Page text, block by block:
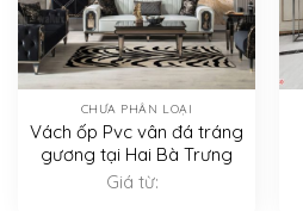
CHƯA PHÂN LOẠI
Vách ốp Pvc vân đá tráng
gương tại Hai Bà Trưng
Giá từ: